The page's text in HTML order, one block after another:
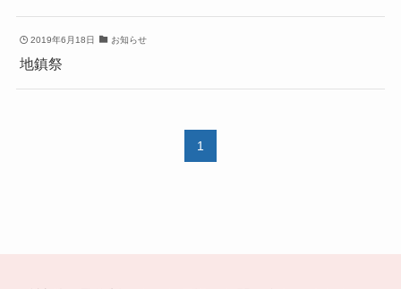
2019年6月18日 お知らせ
地鎮祭
1